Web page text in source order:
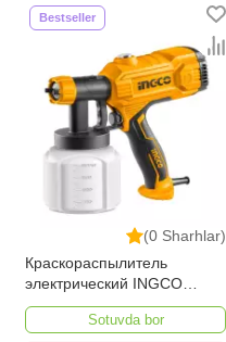
(0 Sharhlar)
Bestseller
Мини-болторез TOTAL
THT11386
Sotuvda bor